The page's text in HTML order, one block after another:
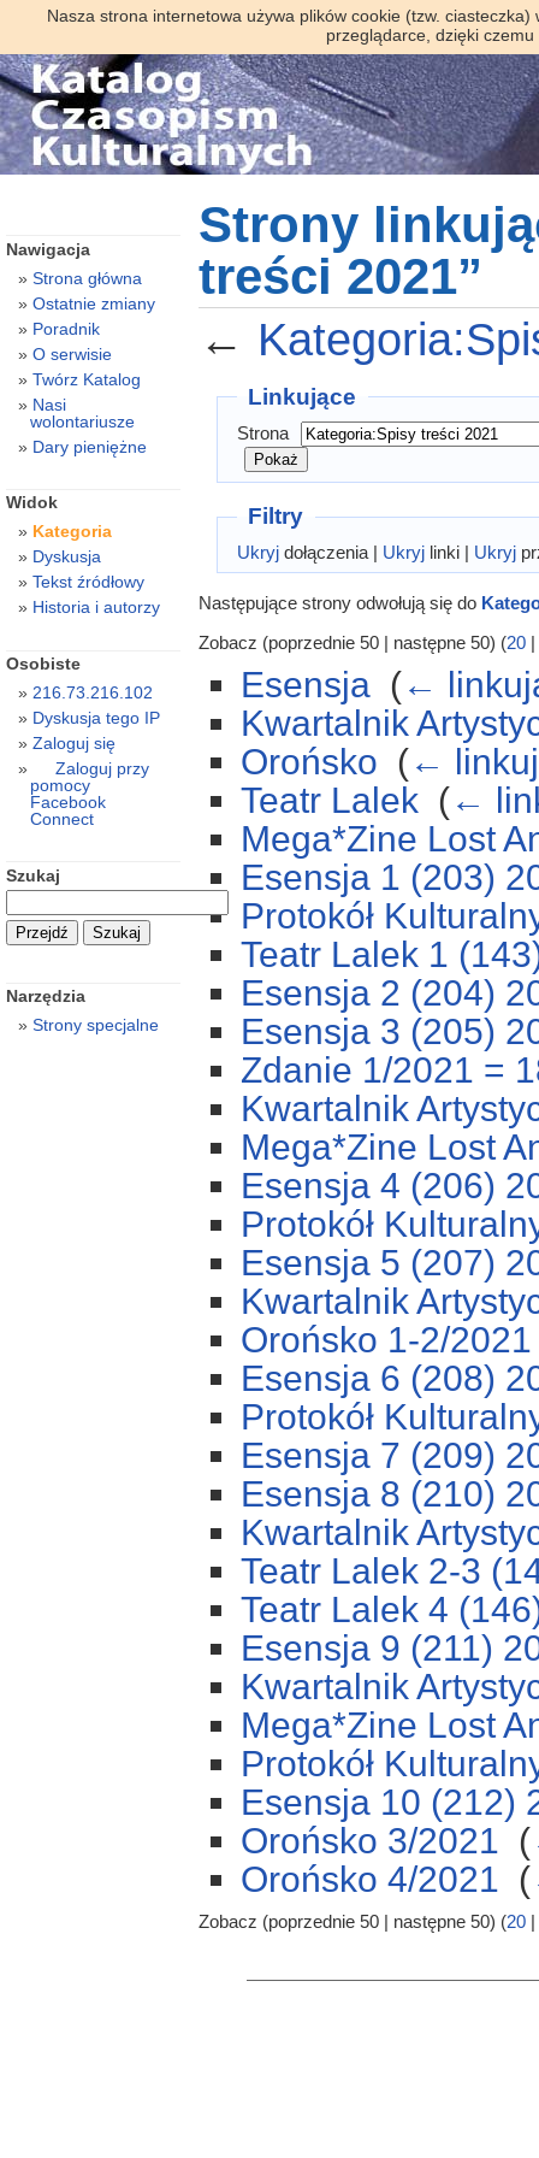
Nasza strona internetowa używa plików cookie (tzw.
przeglądarce, dzięki
Strony
treści 2021”
←
Linkujące
Strona
Filtry
Ukryjdołączenia | Ukryjlinki | Ukryj
Następujące strony odwołują się do
Zobacz (poprzednie 50 | następne 50) (20|
Esensja‎ (←
Kwartalnik
Orońsko (←
Teatr Lalek‎ (←
Mega*Zine Lost
Esensja 1 (203)
Protokół
Teatr Lalek 1
Esensja 2 (204)
Esensja 3 (205)
Zdanie 1/2021 =
Kwartalnik
Mega*Zine Lost
Esensja 4 (206)
Protokół
Esensja 5 (207)
Kwartalnik
Orońsko 1-2/2021
Esensja 6 (208)
Protokół
Esensja 7 (209)
Esensja 8 (210)
Kwartalnik
Teatr Lalek 2-3
Teatr Lalek 4
Esensja 9 (211)
Kwartalnik
Mega*Zine Lost
Protokół
Esensja 10 (212)
Orońsko 3/2021 (
Orońsko 4/2021 (
Zobacz (poprzednie 50 | następne 50) (20|
Nawigacja
Strona główna
Ostatnie zmiany
Poradnik
O serwisie
Twórz Katalog
Nasi
wolontariusze
Dary pieniężne
Widok
Kategoria
Dyskusja
Tekst źródłowy
Historia i autorzy
Osobiste
216.73.216.102
Dyskusja tego IP
Zaloguj się
Zaloguj przy
pomocy
Facebook
Connect
Szukaj
Narzędzia
Strony specjalne